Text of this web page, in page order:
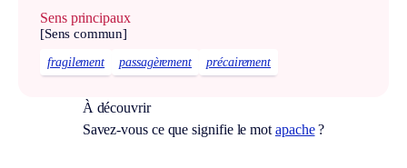
Sens principaux
[Sens commun]
fragilement passagèrement précairement
À découvrir
Savez-vous ce que signifie le mot apache?